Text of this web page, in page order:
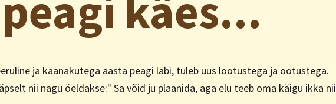
ja käänakutega aasta peagi läbi, tuleb uus lootustega ja ootustega.
nii nagu öeldakse:" Sa võid ju plaanida, aga elu teeb oma käigu ikka nii